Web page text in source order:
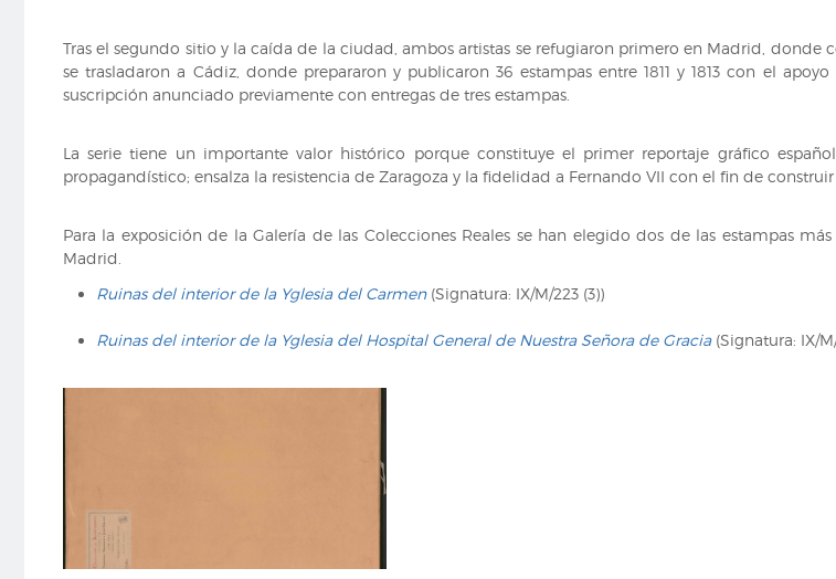
Tras el segundo sitio y la caída de la ciudad, ambos artistas se refugiaron primero en Madrid,
se trasladaron a Cádiz, donde prepararon y publicaron 36 estampas entre 1811 y 1813 con el
suscripción anunciado previamente con entregas de tres estampas.
La serie tiene un importante valor histórico porque constituye el primer reportaje gráfico
propagandístico; ensalza la resistencia de Zaragoza y la fidelidad a Fernando VII con el fin de
Para la exposición de la Galería de las Colecciones Reales se han elegido dos de las estampas
Madrid.
Ruinas del interior de la Yglesia del Carmen (Signatura: IX/M/223 (3))
Ruinas del interior de la Yglesia del Hospital General de Nuestra Señora de Gracia(Signatura: IX/M/